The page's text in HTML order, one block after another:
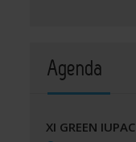
Agenda
XI GREEN